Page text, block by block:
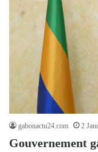
gabonactu24.com 2
Gouvernement